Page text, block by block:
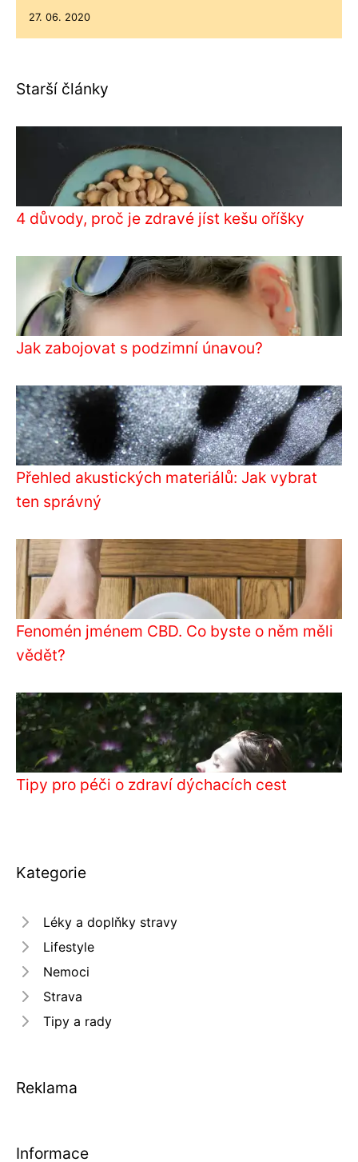
27. 06. 2020
Starší články
4 důvody, proč je zdravé jíst kešu oříšky
Jak zabojovat s podzimní únavou?
Přehled akustických materiálů: Jak vybrat
ten správný
Fenomén jménem CBD. Co byste o něm měli
vědět?
Tipy pro péči o zdraví dýchacích cest
Kategorie
Léky a doplňky stravy
Lifestyle
Nemoci
Strava
Tipy a rady
Reklama
Informace